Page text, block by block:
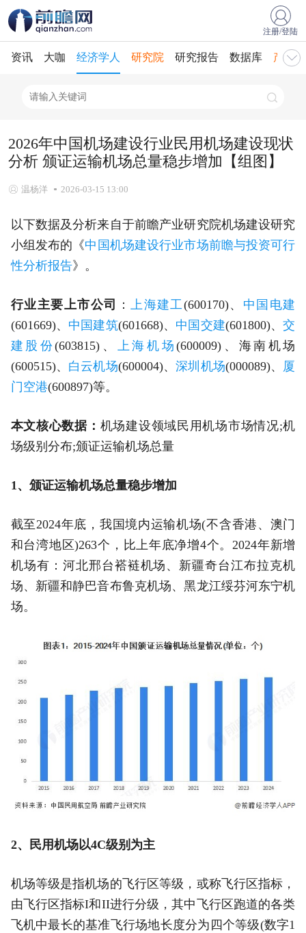
注册/登陆
资讯 大咖 经济学人 研究院 研究报告 数据库 产业
2026年中国机场建设行业民用机场建设现状
分析 颁证运输机场总量稳步增加【组图】
温杨洋 2026-03-15 13:00
以下数据及分析来自于前瞻产业研究院机场建设研究
小组发布的《中国机场建设行业市场前瞻与投资可行
性分析报告》。
行业主要上市公司 ： 上海建工 (600170)、 中国电建
(601669)、 中国建筑(601668)、 中国交建(601800)、交
建股份(603815)、 上海机场(600009)、海南机场
(600515)、 白云机场(600004)、深圳机场(000089)、 厦
门空港(600897)等。
本文核心数据： 机场建设领域民用机场市场情况;机
场级别分布;颁证运输机场总量
1、颁证运输机场总量稳步增加
截至2024年底，我国境内运输机场(不含香港、澳门
和台湾地区)263个，比上年底净增4个。2024年新增
机场有：河北邢台褡裢机场、新疆奇台江布拉克机
场、新疆和静巴音布鲁克机场、黑龙江绥芬河东宁机
场。
2、民用机场以4C级别为主
机场等级是指机场的飞行区等级，或称飞行区指标，
由飞行区指标I和II进行分级，其中飞行区跑道的各类
飞机中最长的基准飞行场地长度分为四个等级(数字1